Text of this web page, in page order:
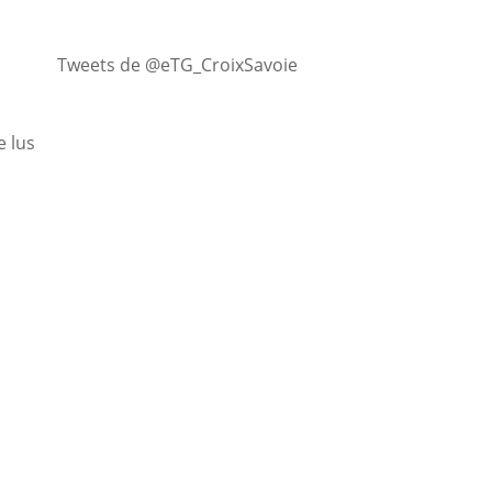
lus
Tweets de @eTG_CroixSavoie